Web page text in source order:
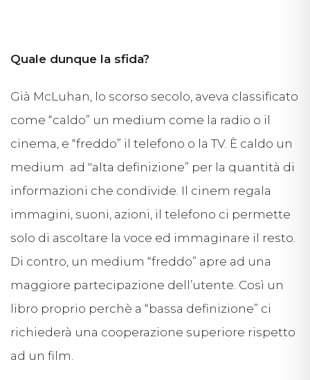
Quale dunque la sfida?
Già McLuhan, lo scorso secolo, aveva classificato
come “caldo” un medium come la radio o il
cinema, e “freddo” il telefono o la TV. È caldo un
medium ad "alta definizione” per la quantità di
informazioni che condivide. Il cinem regala
immagini, suoni, azioni, il telefono ci permette
solo di ascoltare la voce ed immaginare il resto.
Di contro, un medium “freddo” apre ad una
maggiore partecipazione dell’utente. Così un
libro proprio perchè a “bassa definizione” ci
richiederà una cooperazione superiore rispetto
ad un film.